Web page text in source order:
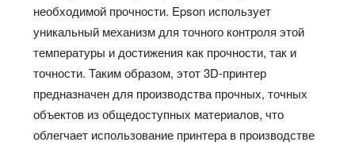
необходимой прочности. Epson использует
уникальный механизм для точного контроля этой
температуры и достижения как прочности, так и
точности. Таким образом, этот 3D-принтер
предназначен для производства прочных, точных
объектов из общедоступных материалов, что
облегчает использование принтера в производстве